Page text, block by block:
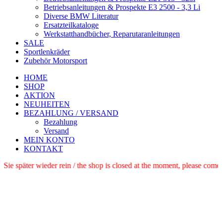
Betriebsanleitungen & Prospekte E3 2500 - 3,3 Li
Diverse BMW Literatur
Ersatzteilkataloge
Werkstatthandbücher, Reparutaranleitungen
SALE
Sportlenkräder
Zubehör Motorsport
HOME
SHOP
AKTION
NEUHEITEN
BEZAHLUNG / VERSAND
Bezahlung
Versand
MEIN KONTO
KONTAKT
schauen Sie später wieder rein / the shop is closed at the moment,